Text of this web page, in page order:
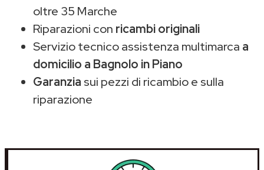
oltre 35 Marche
Riparazioni con ricambi originali
Servizio tecnico assistenza multimarca a
domicilio a Bagnolo in Piano
Garanzia sui pezzi di ricambio e sulla
riparazione